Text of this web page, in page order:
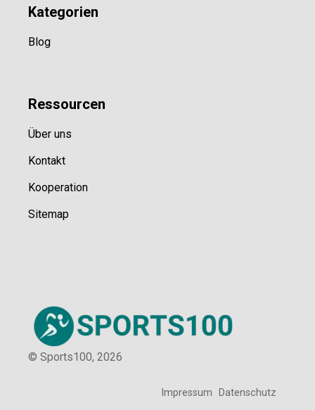
Kategorien
Blog
Ressourcen
Über uns
Kontakt
Kooperation
Sitemap
© Sports100, 2026
Impressum Datenschutz